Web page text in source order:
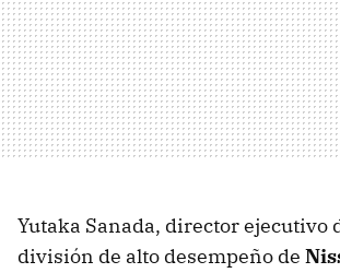
Yutaka Sanada, director ejecutivo
división de alto desempeño de